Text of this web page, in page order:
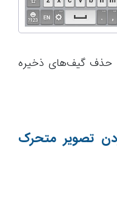
حذف گیف‌های ذخیره
تصویر متحرک